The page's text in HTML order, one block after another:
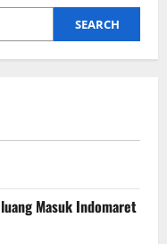
SEARCH
Masuk Indomaret